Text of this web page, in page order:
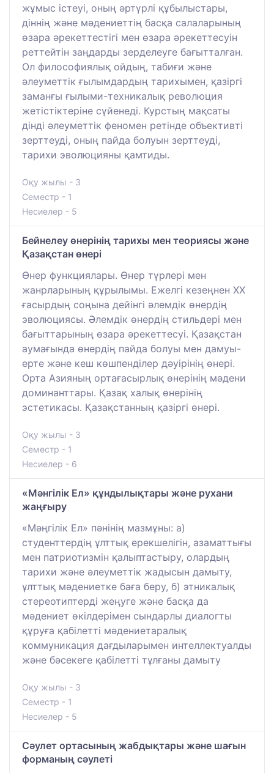
жұмыс істеуі, оның әртүрлі құбылыстары,
діннің және мәдениеттің басқа салаларының
өзара әрекеттестігі мен өзара әрекеттесуін
реттейтін заңдарды зерделеуге бағытталған.
Ол философиялық ойдың, табиғи және
әлеуметтік ғылымдардың тарихымен, қазіргі
заманғы ғылыми-техникалық революция
жетістіктеріне сүйенеді. Курстың мақсаты
дінді әлеуметтік феномен ретінде объективті
зерттеуді, оның пайда болуын зерттеуді,
тарихи эволюцияны қамтиды.
Оқу жылы - 3
Семестр - 1
Несиелер - 5
Бейнелеу өнерінің тарихы мен теориясы және
Қазақстан өнері
Өнер функциялары. Өнер түрлері мен
жанрларының құрылымы. Ежелгі кезеңнен ХХ
ғасырдың соңына дейінгі әлемдік өнердің
эволюциясы. Әлемдік өнердің стильдері мен
бағыттарының өзара әрекеттесуі. Қазақстан
аумағында өнердің пайда болуы мен дамуы-
ерте және кеш көшпенділер дәуірінің өнері.
Орта Азияның ортағасырлық өнерінің мәдени
доминанттары. Қазақ халық өнерінің
эстетикасы. Қазақстанның қазіргі өнері.
Оқу жылы - 3
Семестр - 1
Несиелер - 6
«Мәнгілік Ел» құндылықтары және рухани
жаңғыру
«Мәңгілік Ел» пәнінің мазмұны: а)
студенттердің ұлттық ерекшелігін, азаматтығы
мен патриотизмін қалыптастыру, олардың
тарихи және әлеуметтік жадысын дамыту,
ұлттық мәдениетке баға беру, б) этникалық
стереотиптерді жеңуге және басқа да
мәдениет өкілдерімен сындарлы диалогты
құруға қабілетті мәдениетаралық
коммуникация дағдыларымен интеллектуалды
және бәсекеге қабілетті тұлғаны дамыту
Оқу жылы - 3
Семестр - 1
Несиелер - 5
Сәулет ортасының жабдықтары және шағын
форманың сәулеті